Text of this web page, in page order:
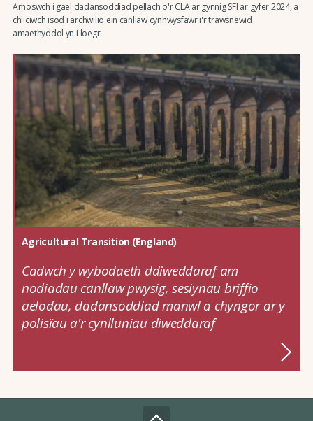
Arhoswch i gael dadansoddiad pellach o'r CLA ar gynnig SFI ar gyfer 2024, a
chliciwch isod i archwilio ein canllaw cynhwysfawr i'r trawsnewid
amaethyddol yn Lloegr.
Agricultural Transition (England)
Cadwch y wybodaeth ddiweddaraf am
nodiadau canllaw pwysig, sesiynau briffio
aelodau, dadansoddiad manwl a chyngor ar y
polisïau a'r cynlluniau diweddaraf